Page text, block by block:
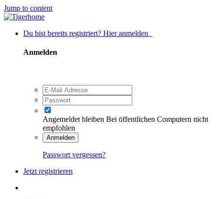
Jump to content
Du bist bereits registriert? Hier anmelden
Anmelden
Angemeldet bleiben Bei öffentlichen Computern nicht
empfohlen
Anmelden
Passwort vergessen?
Jetzt registrieren